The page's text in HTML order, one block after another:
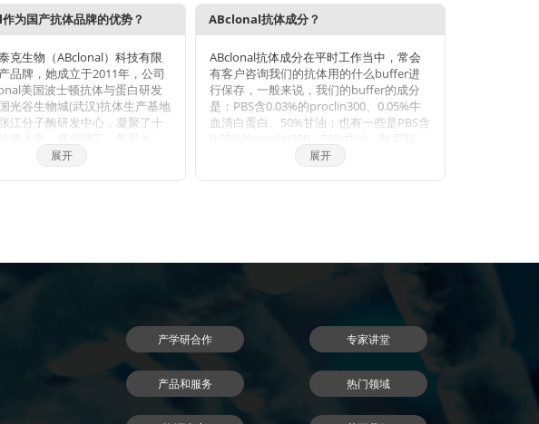
为国产抗体品牌的优势？
克生物（ABclonal）科技有限
品牌，她成立于2011年，公司
美国波士顿抗体与蛋白研发
光谷生物城(武汉)抗体生产基地
江分子酶研发中心，凝聚了十
大、中科院生化细胞所和武汉
知名分子和免疫学方面博士，
兔单克隆抗体的生产研发平
有包括WB,IHC,IF,IP,CHIP在内
检测。当然，我们部分直销地
帮客户代购进口品牌的产品。同
体定制服务。ABclonal抗体优
自检，保质量；2产品多，指标
格低，货期短。注：ABclonal抗
详情见附件
展开
ABclonal抗体成分？
ABclonal抗体成分在平时工作当中，常会
有客户咨询我们的抗体用的什么buffer进
行保存，一般来说，我们的buffer的成分
是：PBS含0.03%的proclin300、0.05%牛
血清白蛋白、50%甘油；也有一些是PBS含
Proclin 300活性成分主要是2-甲基-4-异噻
唑啉-3-酮（MCI）和5-氯-2-甲基-4-异噻唑
展开
产学研合作 专家讲堂
产品和服务 热门领域